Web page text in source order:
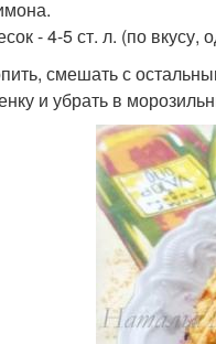
- 4-5 ст. л. (по вкусу,
смешать с
и убрать в